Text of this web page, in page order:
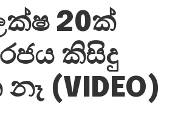
20ක්
කිසිදු
(VIDEO)